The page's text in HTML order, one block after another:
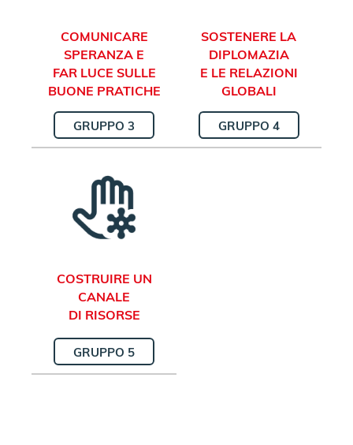
COMUNICARE
SPERANZA E
FAR LUCE SULLE
BUONE PRATICHE
GRUPPO 3
SOSTENERE LA
DIPLOMAZIA
E LE RELAZIONI
GLOBALI
GRUPPO 4
COSTRUIRE UN
CANALE
DI RISORSE
GRUPPO 5